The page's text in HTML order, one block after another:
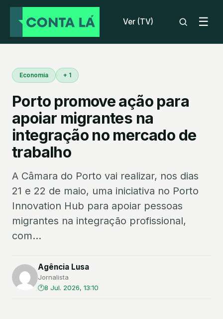
Ver (TV) ☰
Economia + 1
Porto promove ação para
apoiar migrantes na
integração no mercado de
trabalho
A Câmara do Porto vai realizar, nos dias
21 e 22 de maio, uma iniciativa no Porto
Innovation Hub para apoiar pessoas
migrantes na integração profissional,
com...
Agência Lusa
Jornalista
8 Jul. 2026, 13:10